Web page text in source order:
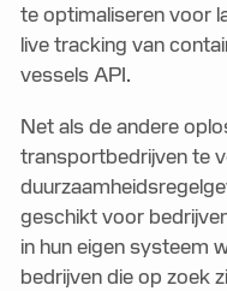
te optimaliseren voor
live tracking van
vessels API.
Net als de andere
transportbedrijven te
geschikt voor
in hun eigen systeem
bedrijven die op zoek